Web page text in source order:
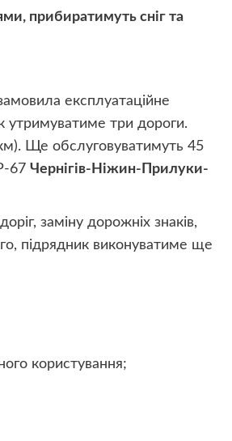
прибиратимуть сніг та
експлуатаційне
утримуватиме три дороги.
Ще обслуговуватимуть 45
67 Чернігів-Ніжин-Прилуки-
заміну дорожніх знаків,
підрядник виконуватиме ще
користування;